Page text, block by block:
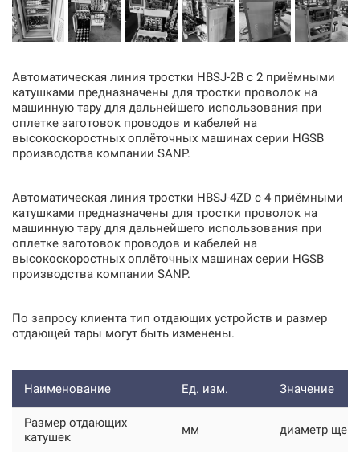
Автоматическая линия тростки HВSJ-2B с 2 приёмными
катушками предназначены для тростки проволок на
машинную тару для дальнейшего использования при
оплетке заготовок проводов и кабелей на
высокоскоростных оплёточных машинах серии HGSB
производства компании SANP.
Автоматическая линия тростки HВSJ-4ZD с 4 приёмными
катушками предназначены для тростки проволок на
машинную тару для дальнейшего использования при
оплетке заготовок проводов и кабелей на
высокоскоростных оплёточных машинах серии HGSB
производства компании SANP.
По запросу клиента тип отдающих устройств и размер
отдающей тары могут быть изменены.
Наименование Ед. изм. Значение
Размер отдающих
катушек
мм диаметр